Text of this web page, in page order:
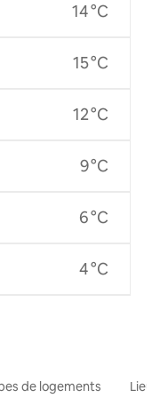
14 °C
15 °C
12 °C
9 °C
6 °C
4 °C
de logements